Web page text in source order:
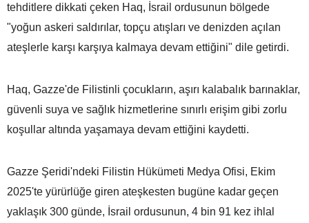
tehditlere dikkati çeken Haq, İsrail ordusunun bölgede
"yoğun askeri saldırılar, topçu atışları ve denizden açılan
ateşlerle karşı karşıya kalmaya devam ettiğini" dile getirdi.
Haq, Gazze'de Filistinli çocukların, aşırı kalabalık barınaklar,
güvenli suya ve sağlık hizmetlerine sınırlı erişim gibi zorlu
koşullar altında yaşamaya devam ettiğini kaydetti.
Gazze Şeridi'ndeki Filistin Hükümeti Medya Ofisi, Ekim
2025'te yürürlüğe giren ateşkesten bugüne kadar geçen
yaklaşık 300 günde, İsrail ordusunun, 4 bin 91 kez ihlal